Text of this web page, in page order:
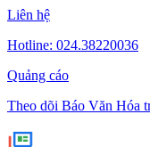
Liên hệ
Hotline: 024.38220036
Quảng cáo
Theo dõi Báo Văn Hóa